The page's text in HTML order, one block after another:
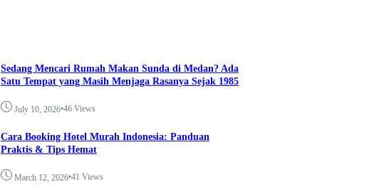
Sedang Mencari Rumah Makan Sunda di Medan? Ada
Satu Tempat yang Masih Menjaga Rasanya Sejak 1985
July 10, 2026•46 Views
Cara Booking Hotel Murah Indonesia: Panduan
Praktis & Tips Hemat
March 12, 2026•41 Views